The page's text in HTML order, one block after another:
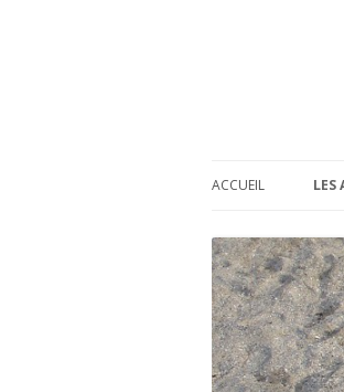
ACCUEIL LES